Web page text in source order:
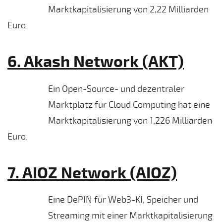
Marktkapitalisierung von 2,22 Milliarden
Euro.
6. Akash Network (AKT)
Ein Open-Source- und dezentraler
Marktplatz für Cloud Computing hat eine
Marktkapitalisierung von 1,226 Milliarden
Euro.
7. AIOZ Network (AIOZ)
Eine DePIN für Web3-KI, Speicher und
Streaming mit einer Marktkapitalisierung